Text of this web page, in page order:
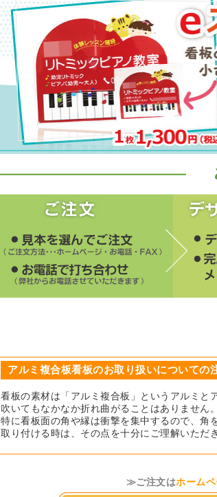
アルミ複合板看板のお取り扱いについての
看板の素材は「アルミ複合板」というアルミと
吹いてもなかなか折れ曲がることはありません
特に看板面の角や縁は衝撃を集中するので、角
取り付ける時は、その点を十分にご理解いただ
≫ご注文はホーム